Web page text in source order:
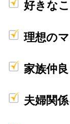
好きな
理想の
家族仲
夫婦関